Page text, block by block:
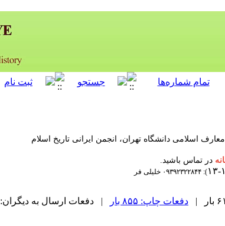
اسلامی دانشگاه تهران، ‌انجمن ایرانی تاریخ اسلام
در تماس باشید.
): ۰۹۳۹۲۳۲۲۸۴۴ خلیلی فر
دفعات چاپ: ۸۵۵ بار | دفعات ارسال به دیگران: ۰ بار |